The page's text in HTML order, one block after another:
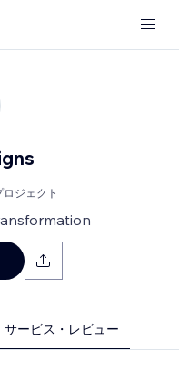
ロジェクト
サービス・レビュー